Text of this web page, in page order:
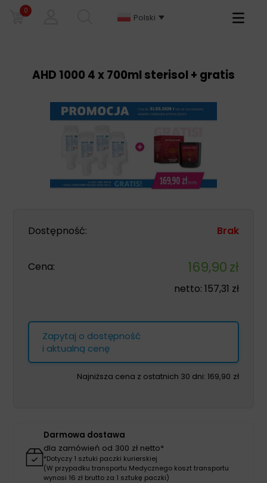
0
Polski
Primary
AHD 1000 4 x 700ml sterisol + gratis
Dostępność: Brak
Cena: 169,90zł
netto: 157,31 zł
Zapytaj o dostępność
i aktualną cenę
Najniższa cena z ostatnich 30 dni: 169,90 zł
Darmowa dostawa
dla zamówień od 300 zł netto*
*Dotyczy 1 sztuki paczki kurierskiej
(W przypadku transportu Medycznego koszt transportu
wynosi 16 zł brutto za 1 sztukę paczki)